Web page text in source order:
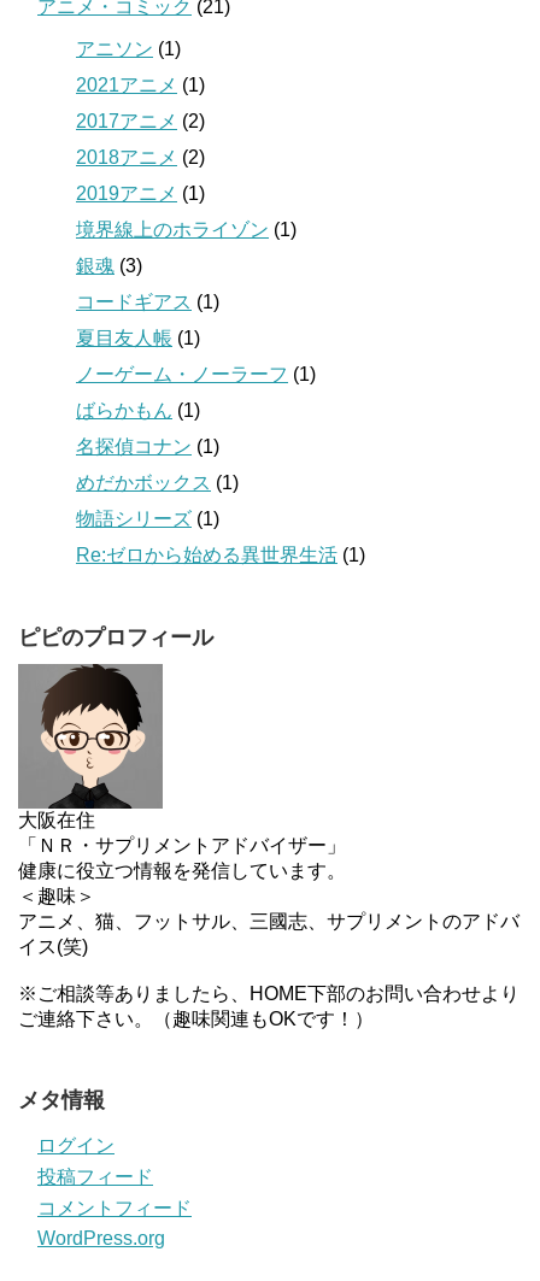
アニメ・コミック (21)
アニソン (1)
2021アニメ (1)
2017アニメ (2)
2018アニメ (2)
2019アニメ (1)
境界線上のホライゾン (1)
銀魂 (3)
コードギアス (1)
夏目友人帳 (1)
ノーゲーム・ノーラーフ (1)
ばらかもん (1)
名探偵コナン (1)
めだかボックス (1)
物語シリーズ (1)
Re:ゼロから始める異世界生活 (1)
ピピのプロフィール
大阪在住
「ＮＲ・サプリメントアドバイザー」
健康に役立つ情報を発信しています。
＜趣味＞
アニメ、猫、フットサル、三國志、サプリメントのアドバ
イス(笑)
※ご相談等ありましたら、HOME下部のお問い合わせより
ご連絡下さい。（趣味関連もOKです！）
メタ情報
ログイン
投稿フィード
コメントフィード
WordPress.org